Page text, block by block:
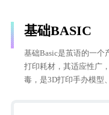
基础BASIC
基础Basic是茧语的一个
打印耗材，其适应性广
毒，是3D打印手办模型